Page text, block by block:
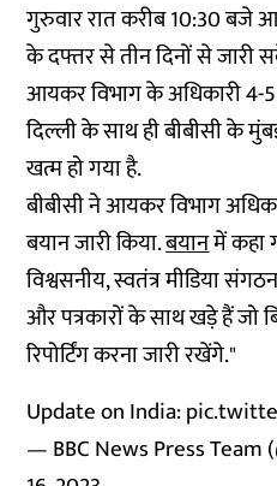
गुरुवार रात करीब 10:30 बजे
के दफ्तर से तीन दिनों से जारी
आयकर विभाग के अधिकारी 4-
दिल्ली के साथ ही बीबीसी के
खत्म हो गया है.
बीबीसी ने आयकर विभाग
बयान जारी किया.बयानमें कहा
विश्वसनीय, स्वतंत्र मीडिया
और पत्रकारों के साथ खड़े हैं जो
रिपोर्टिंग करना जारी रखेंगे."
Update on India:
— BBC News Press Team